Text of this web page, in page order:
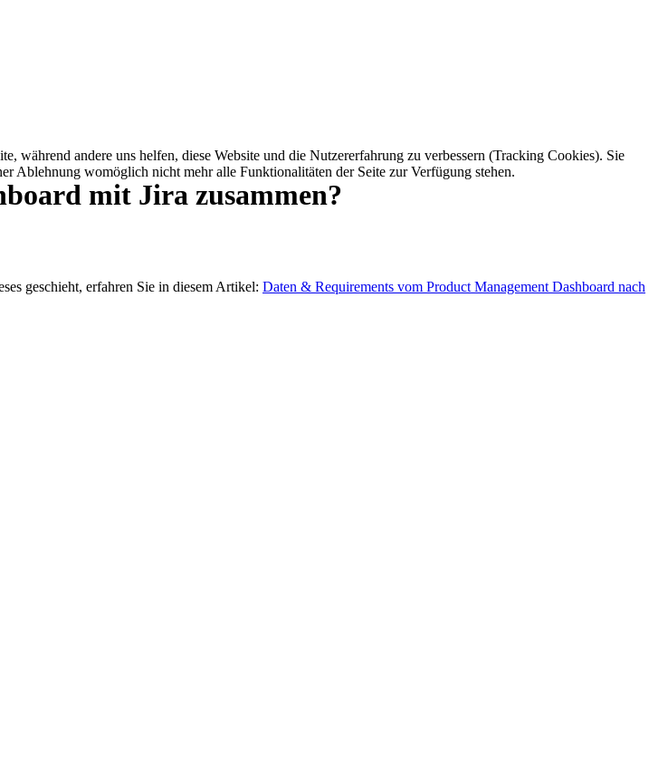
mit Jira zusammen?
geschieht, erfahren Sie in diesem Artikel: Daten & Requirements vom Product Management Dashboard nach
während andere uns helfen, diese Website und die Nutzererfahrung zu verbessern (Tracking Cookies). Sie
Ablehnung womöglich nicht mehr alle Funktionalitäten der Seite zur Verfügung stehen.